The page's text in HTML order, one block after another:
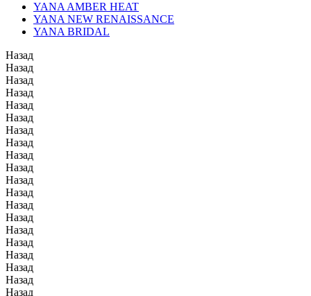
YANA AMBER HEAT
YANA NEW RENAISSANCE
YANA BRIDAL
Назад
Назад
Назад
Назад
Назад
Назад
Назад
Назад
Назад
Назад
Назад
Назад
Назад
Назад
Назад
Назад
Назад
Назад
Назад
Назад